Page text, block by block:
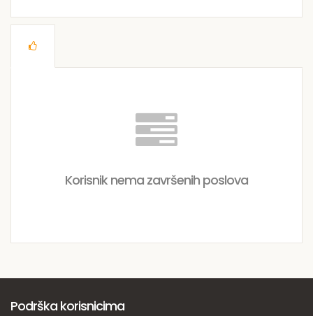
Korisnik nema završenih poslova
Podrška korisnicima